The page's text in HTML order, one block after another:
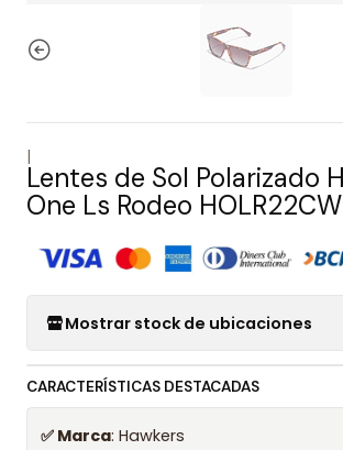
|
Lentes de Sol Polarizado
One Ls Rodeo
Mostrar stock de ubicaciones
CARACTERÍSTICAS DESTACADAS
✅ Marca: Hawkers